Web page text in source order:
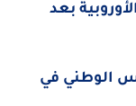
بعد
الوطني في